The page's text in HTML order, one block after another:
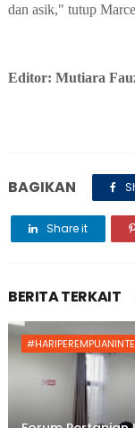
dan asik," tutup
Editor: Mutiara
BAGIKAN
Share it
BERITA TERKAIT